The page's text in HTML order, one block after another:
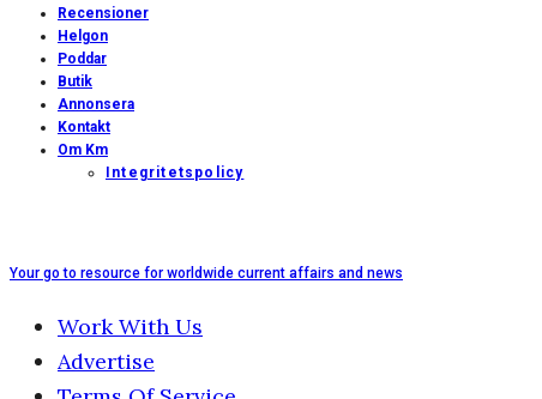
Recensioner
Helgon
Poddar
Butik
Annonsera
Kontakt
Om Km
Integritetspolicy
Your go to resource for worldwide current affairs and news
Work With Us
Advertise